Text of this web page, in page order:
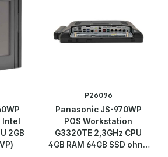
2GB
P26096
Panasonic JS-970WP
POS Workstation
G3320TE 2,3GHz CPU
4GB RAM 64GB SSD ohne